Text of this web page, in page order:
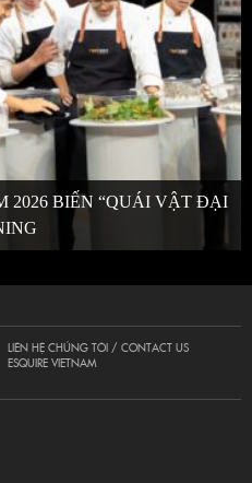
2026 BIẾN “QUÁI VẬT ĐẠI
LIÊN HỆ CHÚNG TÔI / CONTACT US
ESQUIRE VIETNAM